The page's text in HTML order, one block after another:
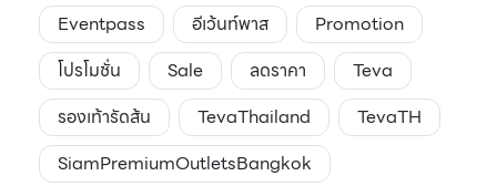
Eventpass อีเว้นท์พาส
Promotion
โปรโมชั่น
Sale ลดราคา
Teva
รองเท้ารัดส้น
TevaThailand
TevaTH
SiamPremiumOutletsBangkok